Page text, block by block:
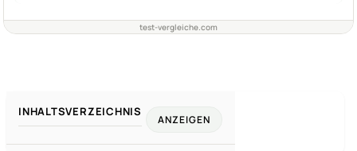
test-vergleiche.com
INHALTSVERZEICHNIS
ANZEIGEN